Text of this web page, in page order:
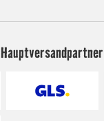
Hauptversandpartner